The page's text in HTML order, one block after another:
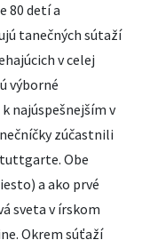
80 detí a
tanečných sútaží
v celej
výborné
najúspešnejším v
zúčastnili
Obe
a ako prvé
sveta v írskom
Okrem súťaží